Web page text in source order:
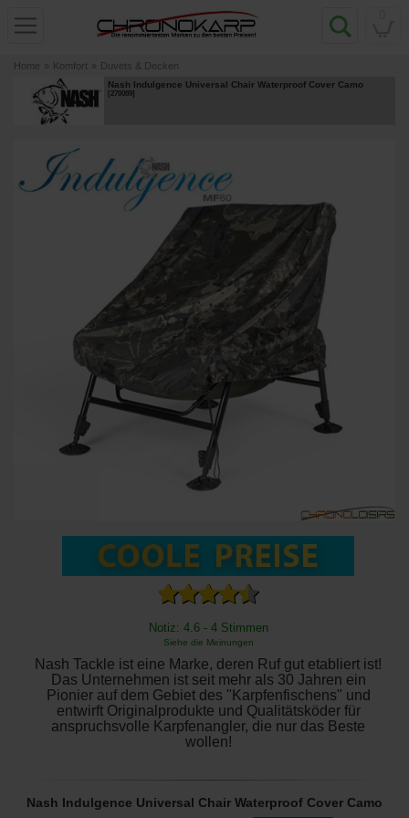
Home » Komfort » Duvets & Decken
Nash Indulgence Universal Chair Waterproof Cover Camo
[270089]
Notiz: 4.6 - 4 Stimmen
Siehe die Meinungen
Nash Tackle ist eine Marke, deren Ruf gut etabliert ist!
Das Unternehmen ist seit mehr als 30 Jahren ein
Pionier auf dem Gebiet des "Karpfenfischens" und
entwirft Originalprodukte und Qualitätsköder für
anspruchsvolle Karpfenangler, die nur das Beste
wollen!
Nash Indulgence Universal Chair Waterproof Cover Camo